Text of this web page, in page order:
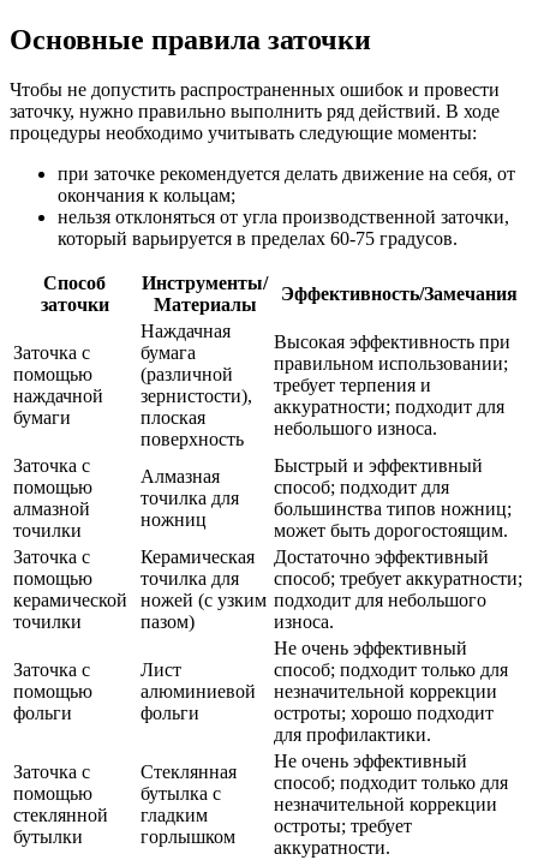
Основные правила заточки
Чтобы не допустить распространенных ошибок и провести
заточку, нужно правильно выполнить ряд действий. В ходе
процедуры необходимо учитывать следующие моменты:
при заточке рекомендуется делать движение на себя, от
окончания к кольцам;
нельзя отклоняться от угла производственной заточки,
который варьируется в пределах 60-75 градусов.
Способ
заточки
Инструменты/
Материалы
Эффективность/Замечания
Заточка с
помощью
наждачной
бумаги
Наждачная
бумага
(различной
зернистости),
плоская
поверхность
Высокая эффективность при
правильном использовании;
требует терпения и
аккуратности; подходит для
небольшого износа.
Заточка с
помощью
алмазной
точилки
Алмазная
точилка для
ножниц
Быстрый и эффективный
способ; подходит для
большинства типов ножниц;
может быть дорогостоящим.
Заточка с
помощью
керамической
точилки
Керамическая
точилка для
ножей (с узким
пазом)
Достаточно эффективный
способ; требует аккуратности;
подходит для небольшого
износа.
Заточка с
помощью
фольги
Лист
алюминиевой
фольги
Не очень эффективный
способ; подходит только для
незначительной коррекции
остроты; хорошо подходит
для профилактики.
Заточка с
помощью
стеклянной
бутылки
Стеклянная
бутылка с
гладким
горлышком
Не очень эффективный
способ; подходит только для
незначительной коррекции
остроты; требует
аккуратности.